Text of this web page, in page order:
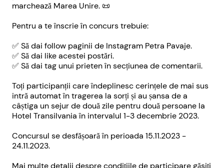
marchează Marea Unire. 📜
Pentru a te înscrie în concurs trebuie:
✅ Să dai follow paginii de Instagram Petra Pavaje.
✅ Să dai like acestei postări.
✅ Să dai tag unui prieten în secțiunea de comentarii.
Toți participanții care îndeplinesc cerințele de mai sus
intră automat în tragerea la sorți și au șansa de a
câștiga un sejur de două zile pentru două persoane la
Hotel Transilvania în intervalul 1-3 decembrie 2023.
Concursul se desfășoară în perioada 15.11.2023 -
24.11.2023.
Mai multe detalii despre condițiile de participare găsiți